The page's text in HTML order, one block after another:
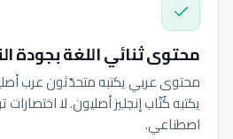
محتوى ثنائي اللغة بجودة
محتوى عربي يكتبه متحدّثون عرب
يكتبه كُتّاب إنجليز أصليون. لا
اصطناعي.